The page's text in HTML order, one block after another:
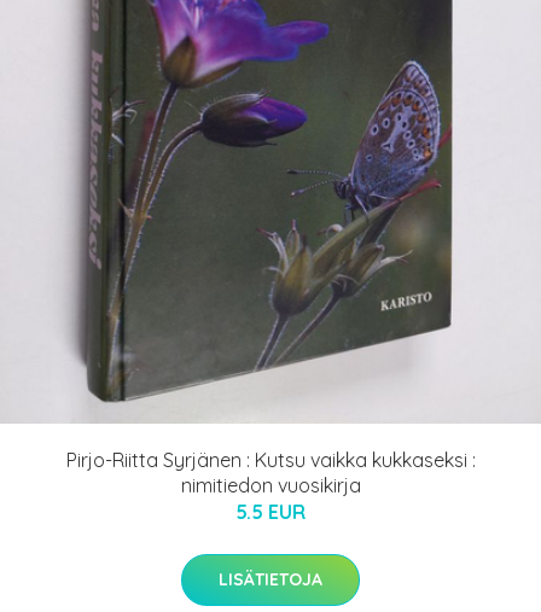
Pirjo-Riitta Syrjänen : Kutsu vaikka kukkaseksi :
nimitiedon vuosikirja
5.5 EUR
LISÄTIETOJA